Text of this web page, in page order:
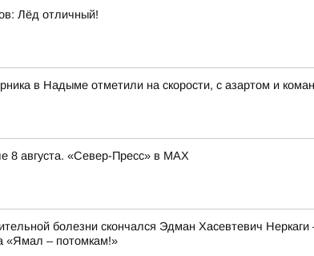
Лёд отличный!
в Надыме отметили на скорости, с азартом и
8 августа. «Север-Пресс» в MAX
болезни скончался Эдман Хасевтевич
«Ямал – потомкам!»